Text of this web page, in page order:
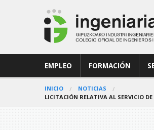
EMPLEO FORMACIÓN
INICIO
NOTICIAS
LICITACIÓN RELATIVA AL SERVICIO